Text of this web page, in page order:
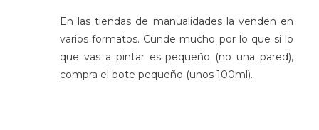
En las tiendas de manualidades la venden en
varios formatos. Cunde mucho por lo que si lo
que vas a pintar es pequeño (no una pared),
compra el bote pequeño (unos 100ml).